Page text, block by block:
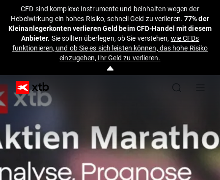
CFD sind komplexe Instrumente und beinhalten wegen der
Hebelwirkung ein hohes Risiko, schnell Geld zu verlieren.77% der
Kleinanlegerkonten verlieren Geld beim CFD-Handel mit diesem
Anbieter. Sie sollten überlegen, ob Sie verstehen, wie CFDs
funktionieren, und ob Sie es sich leisten können, das hohe Risiko
einzugehen, Ihr Geld zu verlieren.